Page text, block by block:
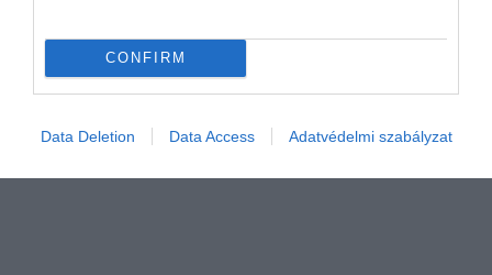
CONFIRM
Data Deletion Data Access Adatvédelmi szabályzat